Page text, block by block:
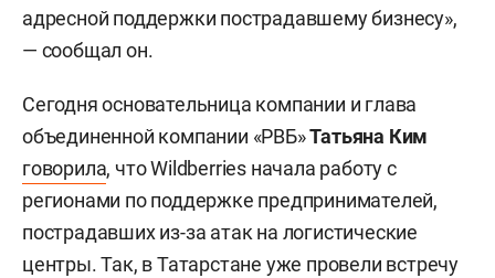
адресной поддержки пострадавшему бизнесу»,
— сообщал он.
Сегодня основательница компании и глава
объединенной компании «РВБ»Татьяна Ким
говорила, что Wildberries начала работу с
регионами по поддержке предпринимателей,
пострадавших из-за атак на логистические
центры. Так, в Татарстане уже провели встречу